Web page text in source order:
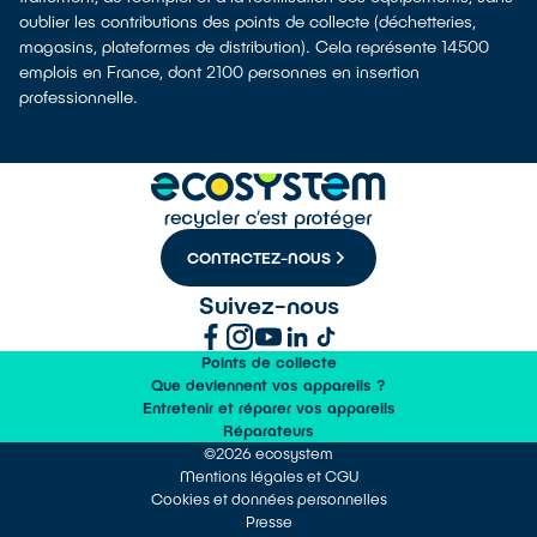
oublier les contributions des points de collecte (déchetteries,
magasins, plateformes de distribution). Cela représente 14500
emplois en France, dont 2100 personnes en insertion
professionnelle.
CONTACTEZ-NOUS
Suivez-nous
Points de collecte
Que deviennent vos appareils ?
Entretenir et réparer vos appareils
Réparateurs
©2026 ecosystem
Mentions légales et CGU
Cookies et données personnelles
Presse